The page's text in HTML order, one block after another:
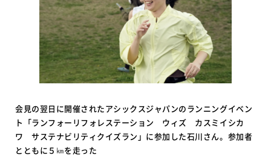
会見の翌日に開催されたアシックスジャパンのランニングイベン
ト「ランフォーリフォレステーション ウィズ カスミイシカ
ワ サステナビリティクイズラン」に参加した石川さん。参加者
とともに５㎞を走った